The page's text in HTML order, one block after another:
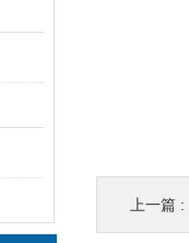
上一篇 :